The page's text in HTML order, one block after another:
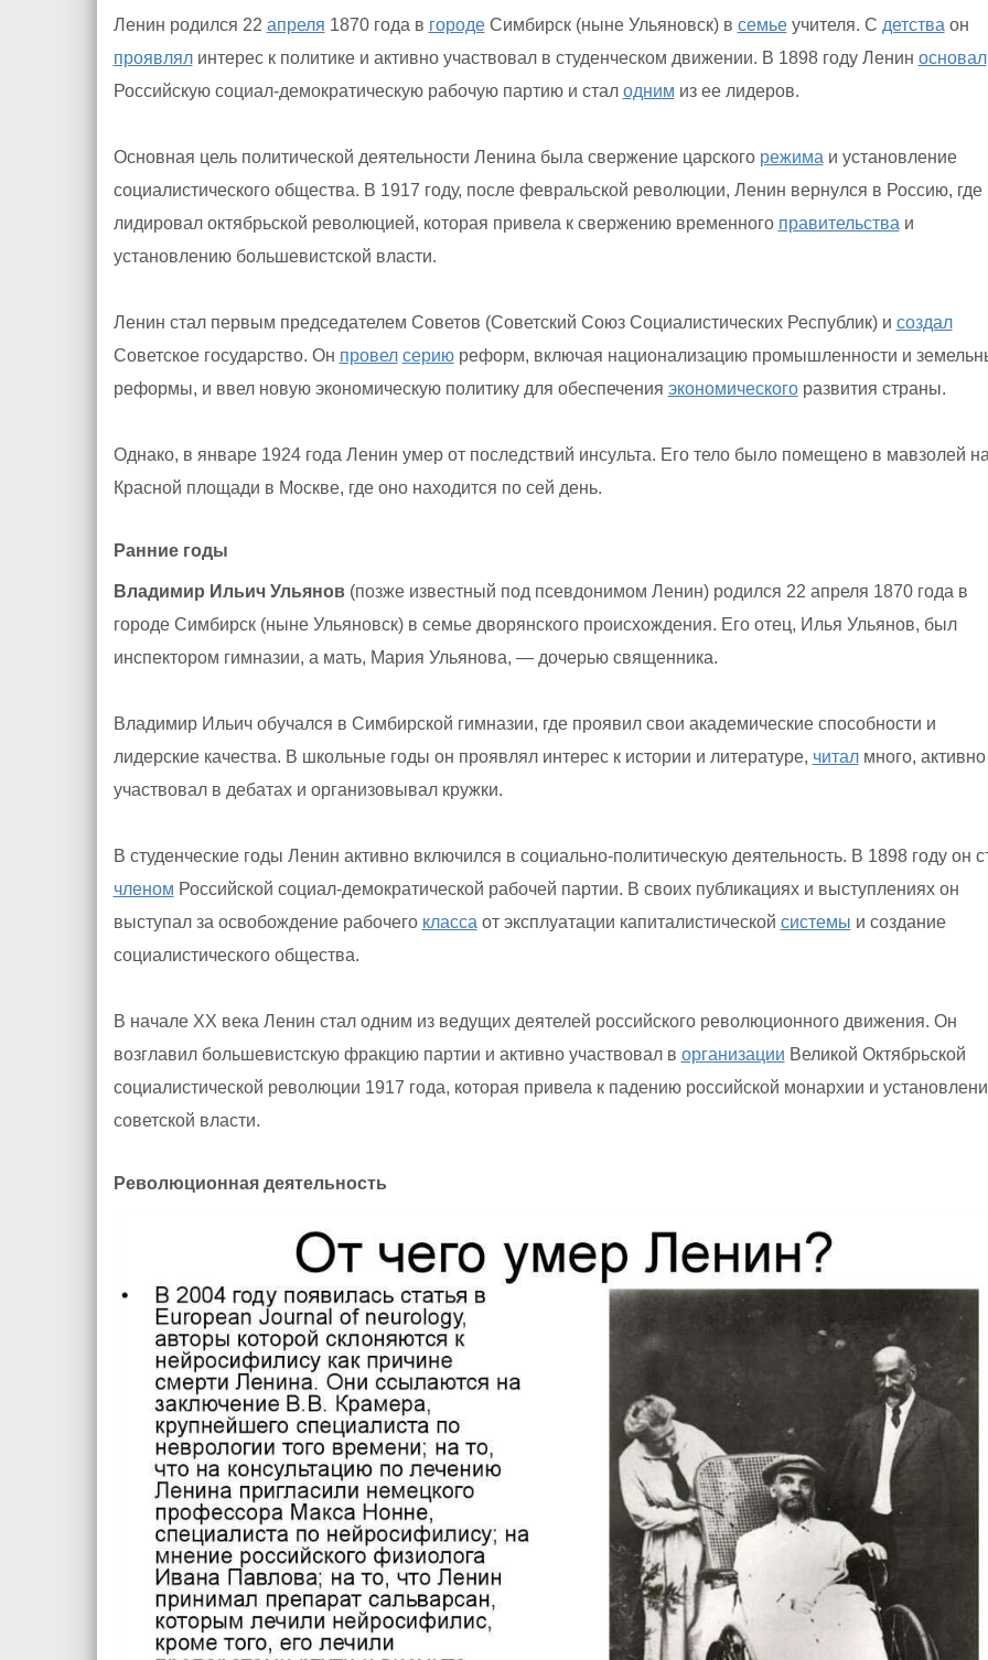
Ленин родился 22 апреля 1870 года в городеСимбирск (ныне Ульяновск) в семьеучителя. С детства он
проявлялинтерес к политике и активно участвовал в студенческом движении. В 1898 году Ленин основал
Российскую социал-демократическую рабочую партию и стал одним из ее лидеров.
Основная цель политической деятельности Ленина была свержение царского режима и установление
социалистического общества. В 1917 году, после февральской революции, Ленин вернулся в Россию, где
лидировал октябрьской революцией, которая привела к свержению временного правительства и
установлению большевистской власти.
Ленин стал первым председателем Советов (Советский Союз Социалистических Республик) и создал
Советское государство. Он провел сериюреформ, включая национализацию промышленности и
реформы, и ввел новую экономическую политику для обеспечения экономическогоразвития страны.
Однако, в январе 1924 года Ленин умер от последствий инсульта. Его тело было помещено в мавзолей
Красной площади в Москве, где оно находится по сей день.
Ранние годы
Владимир Ильич Ульянов(позже известный под псевдонимом Ленин) родился 22 апреля 1870 года в
городе Симбирск (ныне Ульяновск) в семье дворянского происхождения. Его отец, Илья Ульянов, был
инспектором гимназии, а мать, Мария Ульянова, — дочерью священника.
Владимир Ильич обучался в Симбирской гимназии, где проявил свои академические способности и
лидерские качества. В школьные годы он проявлял интерес к истории и литературе, читалмного, активно
участвовал в дебатах и организовывал кружки.
В студенческие годы Ленин активно включился в социально-политическую деятельность. В 1898 году он
членом Российской социал-демократической рабочей партии. В своих публикациях и выступлениях он
выступал за освобождение рабочего класса от эксплуатации капиталистической системы и создание
социалистического общества.
В начале XX века Ленин стал одним из ведущих деятелей российского революционного движения. Он
возглавил большевистскую фракцию партии и активно участвовал в организации Великой Октябрьской
социалистической революции 1917 года, которая привела к падению российской монархии и
советской власти.
Революционная деятельность